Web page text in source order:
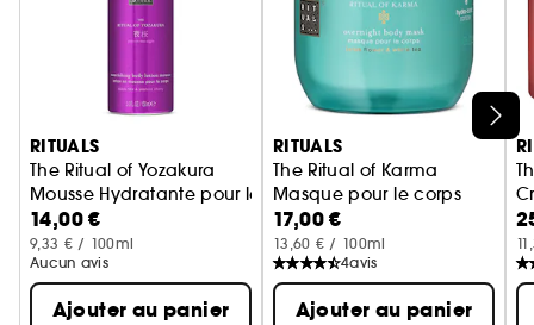
Ignorer le carrousel produits
RITUALS
The Ritual of Yozakura
Mousse Hydratante pour le Corps
14,00 €
9,33 € / 100ml
Aucun avis
Ajouter au panier
RITUALS
The Ritual of Karma
Masque pour le corps
17,00 €
13,60 € / 100ml
4avis
Ajouter au panier